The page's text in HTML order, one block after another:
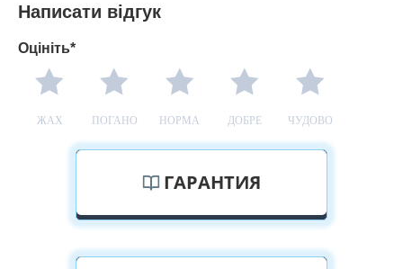
Написати відгук
Оцініть*
ЖАХ ПОГАНО НОРМА ДОБРЕ ЧУДОВО
ГАРАНТИЯ